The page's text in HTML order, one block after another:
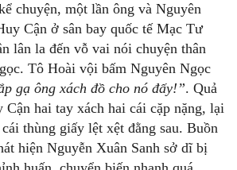
chuyện, một lần ông và Nguyên
Cận ở sân bay quốc tế Mạc Tư
lân la đến vỗ vai nói chuyện thân
Tô Hoài vội bấm Nguyên Ngọc
gạ ông xách đồ cho nó đấy!”. Quả
Cận hai tay xách hai cái cặp nặng, lại
thùng giấy lệt xệt đằng sau. Buồn
hiện Nguyễn Xuân Sanh sở dĩ bị